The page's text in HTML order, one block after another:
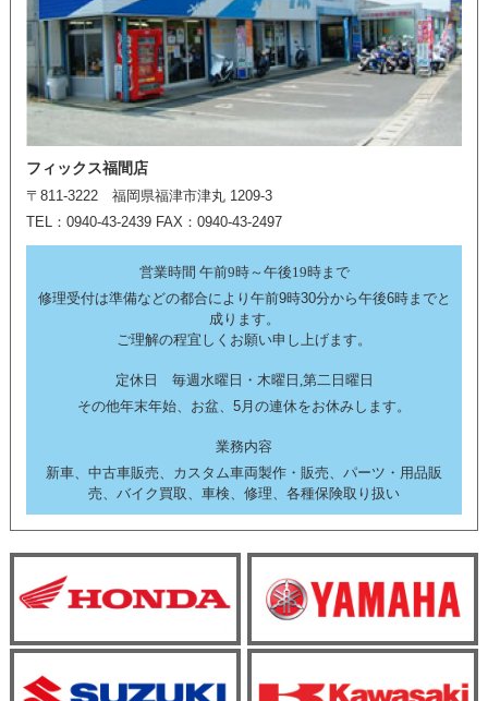
フィックス福間店
〒811-3222 福岡県福津市津丸 1209-3
TEL：0940-43-2439 FAX：0940-43-2497
営業時間 午前9時～午後19時まで
修理受付は準備などの都合により午前9時30分から午後6時までと
成ります。
ご理解の程宜しくお願い申し上げます。
定休日 毎週水曜日・木曜日,第二日曜日
その他年末年始、お盆、5月の連休をお休みします。
業務内容
新車、中古車販売、カスタム車両製作・販売、パーツ・用品販
売、バイク買取、車検、修理、各種保険取り扱い